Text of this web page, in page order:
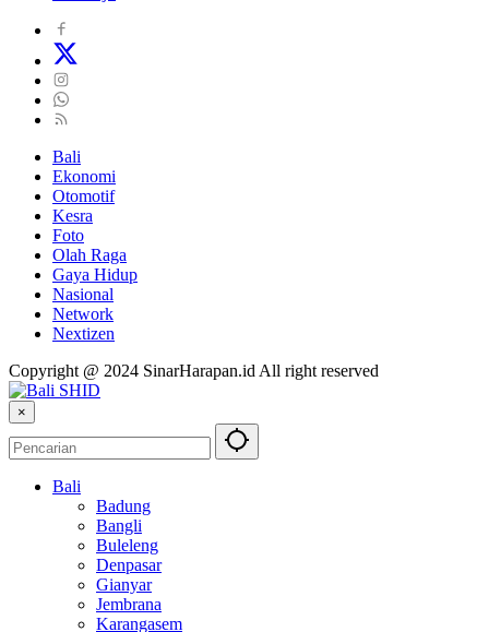
Bali
Ekonomi
Otomotif
Kesra
Foto
Olah Raga
Gaya Hidup
Nasional
Network
Nextizen
Copyright @ 2024 SinarHarapan.id All right reserved
×
Bali
Badung
Bangli
Buleleng
Denpasar
Gianyar
Jembrana
Karangasem